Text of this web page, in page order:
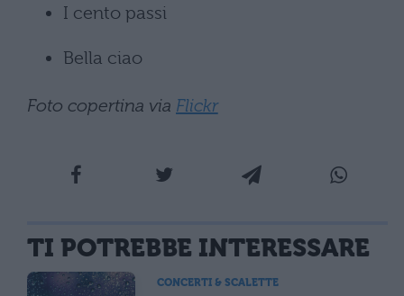
I cento passi
Bella ciao
Foto copertina via Flickr
TI POTREBBE INTERESSARE
CONCERTI & SCALETTE